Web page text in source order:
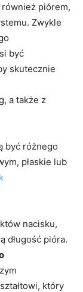
również piórem,
Zwykle
być
skutecznie
a także z
być różnego
płaskie lub
nacisku,
długość pióra.
który